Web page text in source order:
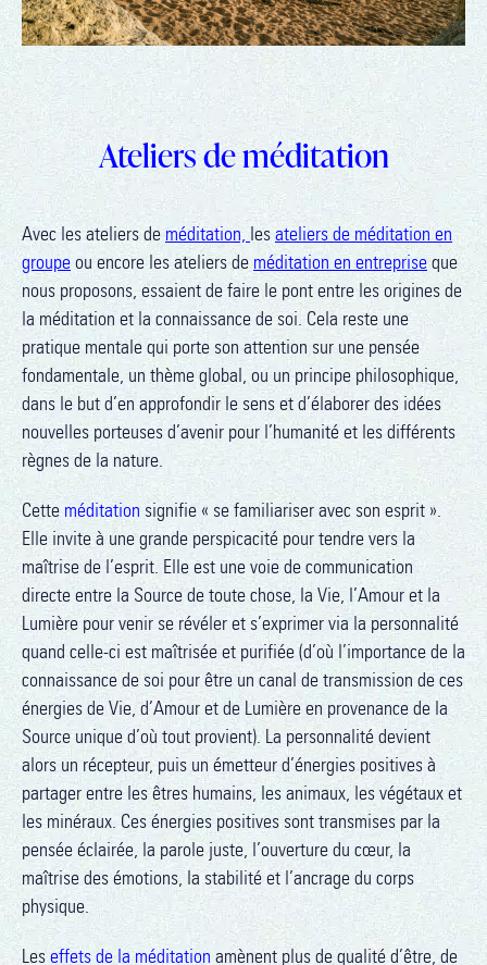
Ateliers de méditation
Avec les ateliers de méditation,lesateliers de méditation en
groupeou encore les ateliers deméditation en entrepriseque
nous proposons, essaient de faire le pont entre les origines de
la méditation et la connaissance de soi. Cela reste une
pratique mentale qui porte son attention sur une pensée
fondamentale, un thème global, ou un principe philosophique,
dans le but d’en approfondir le sens et d’élaborer des idées
nouvelles porteuses d’avenir pour l’humanité et les différents
règnes de la nature.
Cette méditation signifie « se familiariser avec son esprit ».
Elle invite à une grande perspicacité pour tendre vers la
maîtrise de l’esprit. Elle est une voie de communication
directe entre la Source de toute chose, la Vie, l’Amour et la
Lumière pour venir se révéler et s’exprimer via la personnalité
quand celle-ci est maîtrisée et purifiée (d’où l’importance de la
connaissance de soi pour être un canal de transmission de ces
énergies de Vie, d’Amour et de Lumière en provenance de la
Source unique d’où tout provient). La personnalité devient
alors un récepteur, puis un émetteur d’énergies positives à
partager entre les êtres humains, les animaux, les végétaux et
les minéraux. Ces énergies positives sont transmises par la
pensée éclairée, la parole juste, l’ouverture du cœur, la
maîtrise des émotions, la stabilité et l’ancrage du corps
physique.
Leseffets de la méditation amènent plus de qualité d’être, de